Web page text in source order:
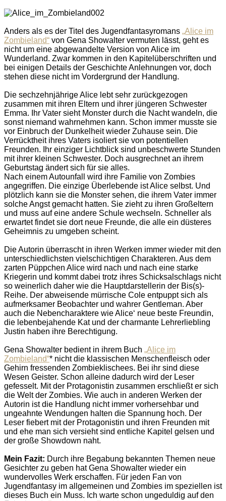
Anders als es der Titel des Jugendfantasyromans „Alice im
Zombieland“ von Gena Showalter vermuten lässt, geht es
nicht um eine abgewandelte Version von Alice im
Wunderland. Zwar kommen in den Kapitelüberschriften und
bei einigen Details der Geschichte Anlehnungen vor, doch
stehen diese nicht im Vordergrund der Handlung.
Die sechzehnjährige Alice lebt sehr zurückgezogen
zusammen mit ihren Eltern und ihrer jüngeren Schwester
Emma. Ihr Vater sieht Monster durch die Nacht wandeln, die
sonst niemand wahrnehmen kann. Schon immer musste sie
vor Einbruch der Dunkelheit wieder Zuhause sein. Die
Verrücktheit ihres Vaters isoliert sie von potentiellen
Freunden. Ihr einziger Lichtblick sind unbeschwerte Stunden
mit ihrer kleinen Schwester. Doch ausgrechnet an ihrem
Geburtstag ändert sich für sie alles.
Nach einem Autounfall wird ihre Familie von Zombies
angegriffen. Die einzige Überlebende ist Alice selbst. Und
plötzlich kann sie die Monster sehen, die ihrem Vater immer
solche Angst gemacht hatten. Sie zieht zu ihren Großeltern
und muss auf eine andere Schule wechseln. Schneller als
erwartet findet sie dort neue Freunde, die alle ein düsteres
Geheimnis zu umgeben scheint.
Die Autorin überrascht in ihren Werken immer wieder mit den
unterschiedlichsten vielschichtigen Charakteren. Aus dem
zarten Püppchen Alice wird nach und nach eine starke
Kriegerin und kommt dabei trotz ihres Schicksalschlags nicht
so weinerlich daher wie die Hauptdarstellerin der Bis(s)-
Reihe. Der abweisende mürrische Cole entpuppt sich als
aufmerksamer Beobachter und wahrer Gentleman. Aber
auch die Nebencharaktere wie Alice‘ neue beste Freundin,
die lebenbejahende Kat und der charmante Lehrerliebling
Justin haben ihre Berechtigung.
Gena Showalter bedient in ihrem Buch „Alice im
Zombieland“* nicht die klassischen Menschenfleisch oder
Gehirn fressenden Zombieklischees. Bei ihr sind diese
Wesen Geister. Schon alleine dadurch wird der Leser
gefesselt. Mit der Protagonistin zusammen erschließt er sich
die Welt der Zombies. Wie auch in anderen Werken der
Autorin ist die Handlung nicht immer vorhersehbar und
ungeahnte Wendungen halten die Spannung hoch. Der
Leser fiebert mit der Protagonistin und ihren Freunden mit
und ehe man sich versieht sind entliche Kapitel gelsen und
der große Showdown naht.
Mein Fazit: Durch ihre Begabung bekannten Themen neue
Gesichter zu geben hat Gena Showalter wieder ein
wundervolles Werk erschaffen. Für jeden Fan von
Jugendfantasy im allgemeinen und Zombies im speziellen ist
dieses Buch ein Muss. Ich warte schon ungeduldig auf den